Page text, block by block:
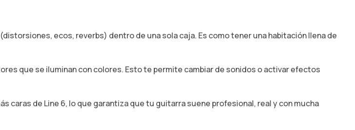
ecos, reverbs) dentro de una sola caja. Es como tener una habitación llena de
que se iluminan con colores. Esto te permite cambiar de sonidos o activar efectos
caras de Line 6, lo que garantiza que tu guitarra suene profesional, real y con mucha